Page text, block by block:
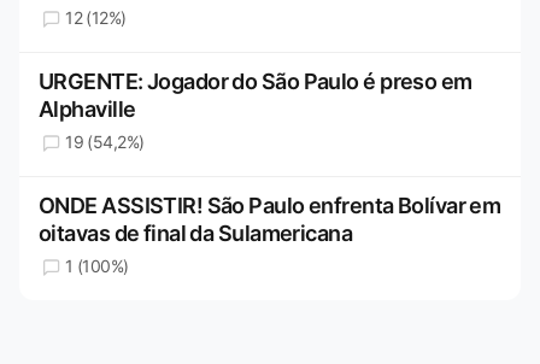
12 (12%)
URGENTE: Jogador do São Paulo é preso em
Alphaville
19 (54,2%)
ONDE ASSISTIR! São Paulo enfrenta Bolívar em
oitavas de final da Sulamericana
1 (100%)